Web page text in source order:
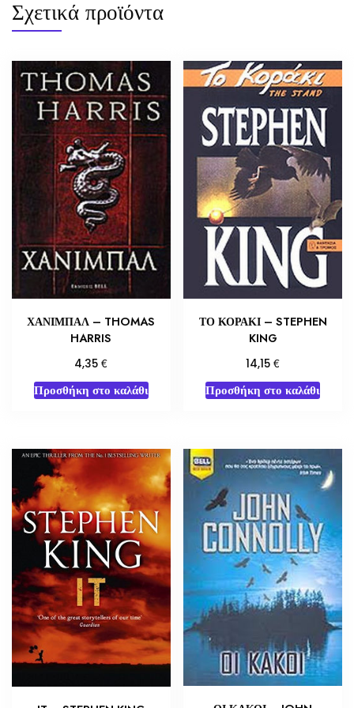
Σχετικά προϊόντα
ΧΑΝΙΜΠΑΛ – THOMAS
HARRIS
4,35€
Προσθήκη στο καλάθι
ΤΟ ΚΟΡΑΚΙ – STEPHEN
KING
14,15€
Προσθήκη στο καλάθι